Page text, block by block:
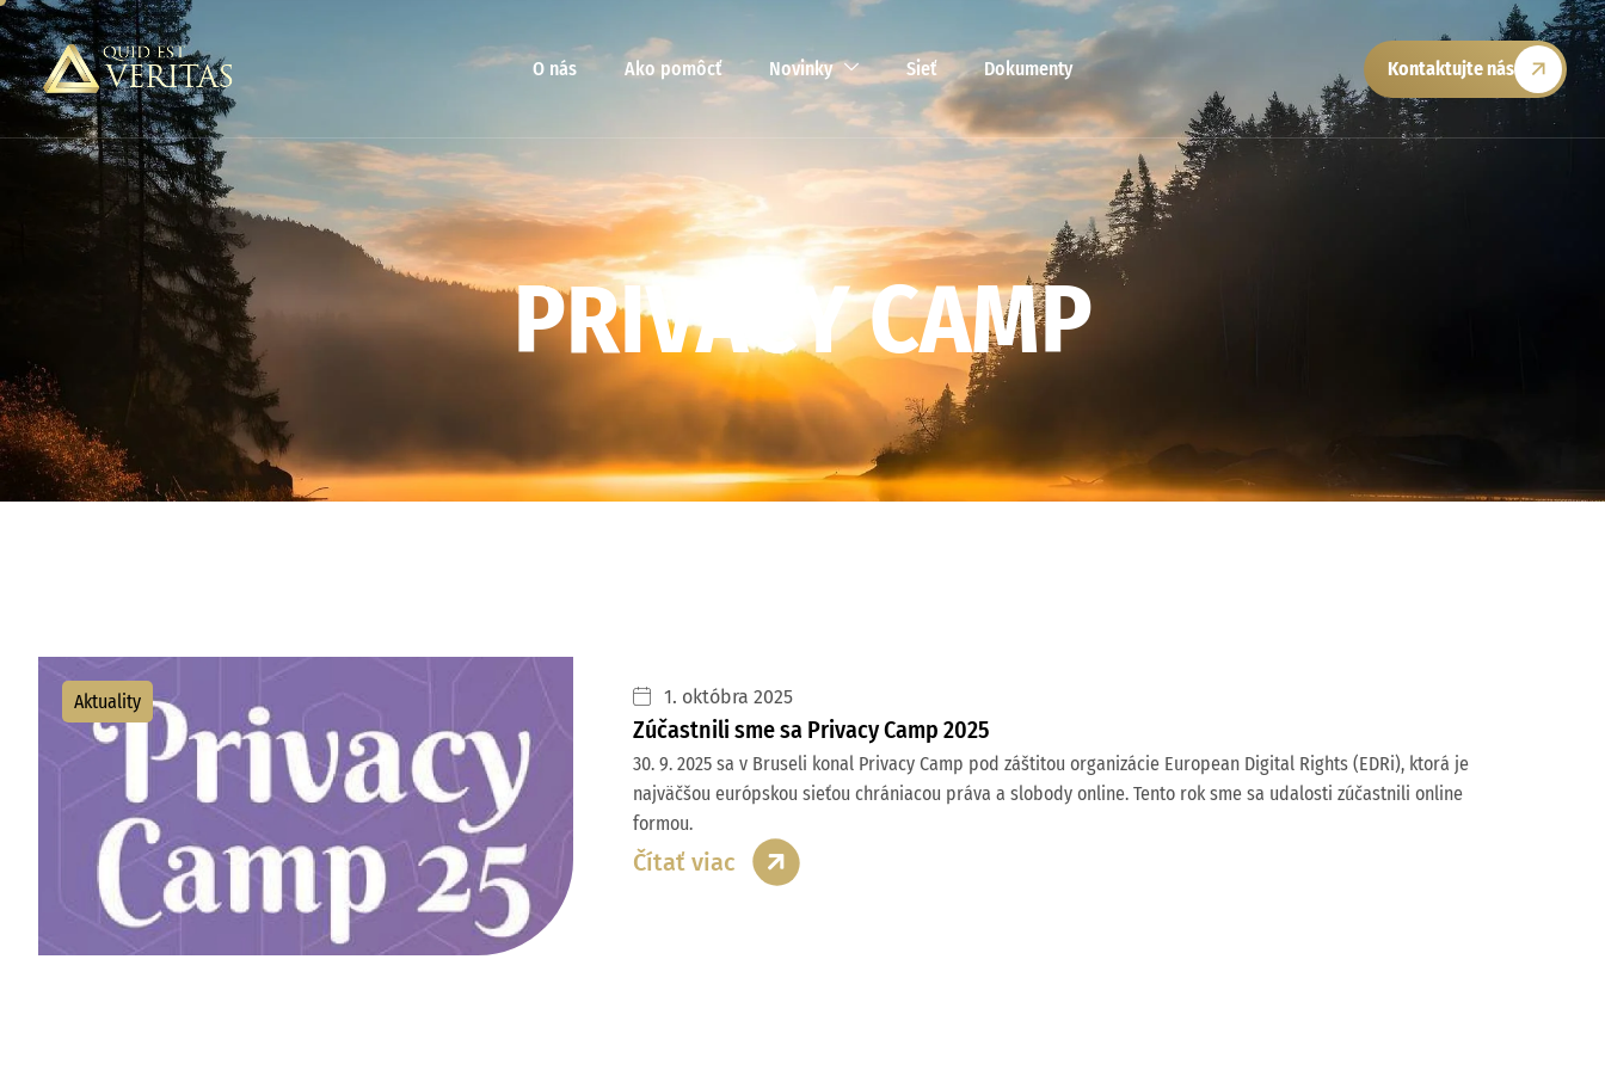
O nás Ako pomôcť Novinky Sieť Dokumenty Kontaktujte nás
PRIVACYCAMP
Aktuality 1. októbra 2025
Zúčastnili sme sa Privacy Camp 2025
30. 9. 2025 sa v Bruseli konal Privacy Camp pod záštitou organizácie European Digital Rights (EDRi), ktorá je
najväčšou európskou sieťou chrániacou práva a slobody online. Tento rok sme sa udalosti zúčastnili online
formou.
Čítať viac